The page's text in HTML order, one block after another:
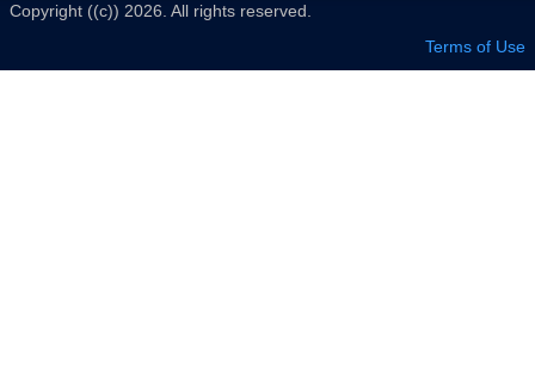
Copyright ((c)) 2026. All rights reserved.
Terms of Use